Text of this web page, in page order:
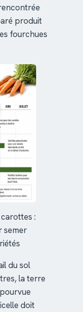
produit
fourchues
:
semer
du sol
la terre
doit